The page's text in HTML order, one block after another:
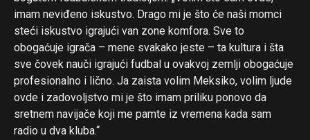
imam neviđeno iskustvo. Drago mi je što će naši momci
steći iskustvo igrajući van zone komfora. Sve to
obogaćuje igrača – mene svakako jeste – ta kultura i šta
sve čovek nauči igrajući fudbal u ovakvoj zemlji obogaćuje
profesionalno i lično. Ja zaista volim Meksiko, volim ljude
ovde i zadovoljstvo mi je što imam priliku ponovo da
sretnem navijače koji me pamte iz vremena kada sam
radio u dva kluba.“